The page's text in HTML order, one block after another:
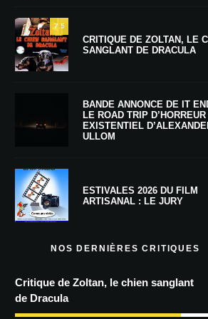
7.5
CRITIQUE DE ZOLTAN, LE
SANGLANT DE DRACULA
BANDE ANNONCE DE IT
LE ROAD TRIP D’HORREUR
EXISTENTIEL
ULLOM
ESTIVALES 2026 DU FILM
ARTISANAL : LE JURY
NOS DERNIÈRES CRITIQUES
Critique de Zoltan, le chien sanglant
de Dracula